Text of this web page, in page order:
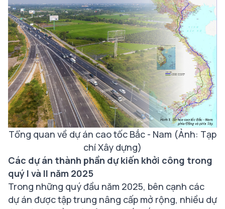
Tổng quan về dự án cao tốc Bắc - Nam (Ảnh: Tạp
chí Xây dựng)
Các dự án thành phần dự kiến khởi công trong
quý I và II năm 2025
Trong những quý đầu năm 2025, bên cạnh các
dự án được tập trung nâng cấp mở rộng, nhiều dự